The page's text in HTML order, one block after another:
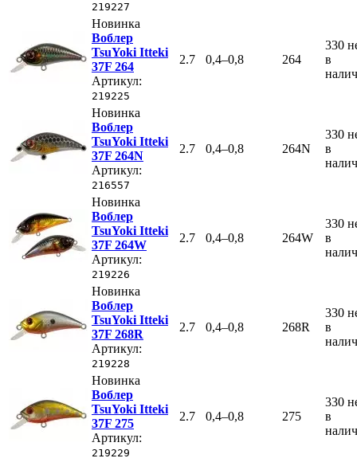
219227
Новинка
Воблер
TsuYoki Itteki
37F 264
Артикул:
219225
2.7 0,4–0,8 264
330
в
Новинка
Воблер
TsuYoki Itteki
37F 264N
Артикул:
216557
2.7 0,4–0,8 264N
330
в
Новинка
Воблер
TsuYoki Itteki
37F 264W
Артикул:
219226
2.7 0,4–0,8 264W
330
в
Новинка
Воблер
TsuYoki Itteki
37F 268R
Артикул:
219228
2.7 0,4–0,8 268R
330
в
Новинка
Воблер
TsuYoki Itteki
37F 275
Артикул:
219229
2.7 0,4–0,8 275
330
в